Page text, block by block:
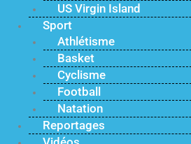
US Virgin Island
Sport
Athlétisme
Basket
Cyclisme
Football
Natation
Reportages